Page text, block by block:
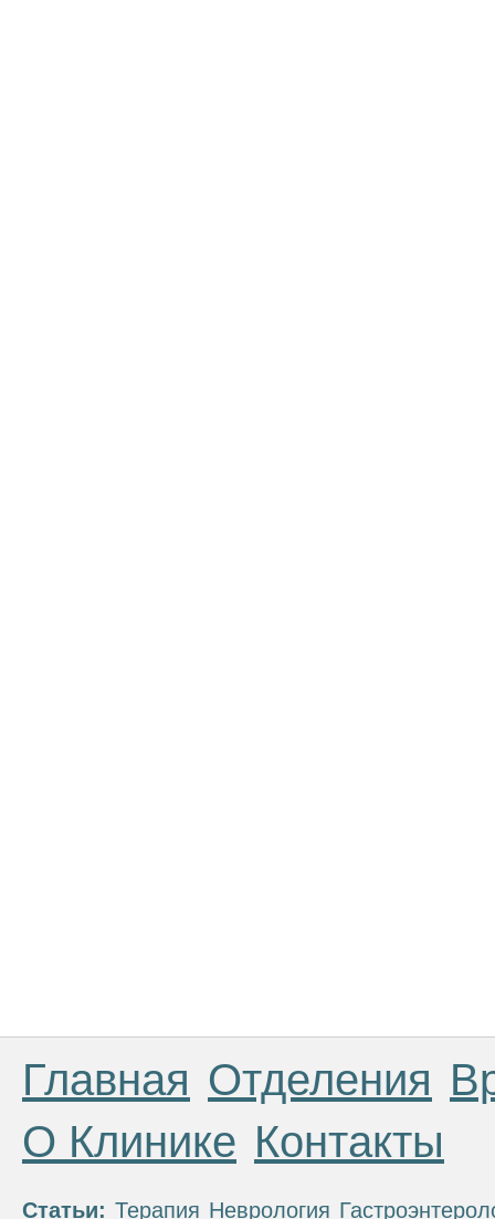
Главная Отделения
О Клинике Контакты
Статьи: Терапия Неврология